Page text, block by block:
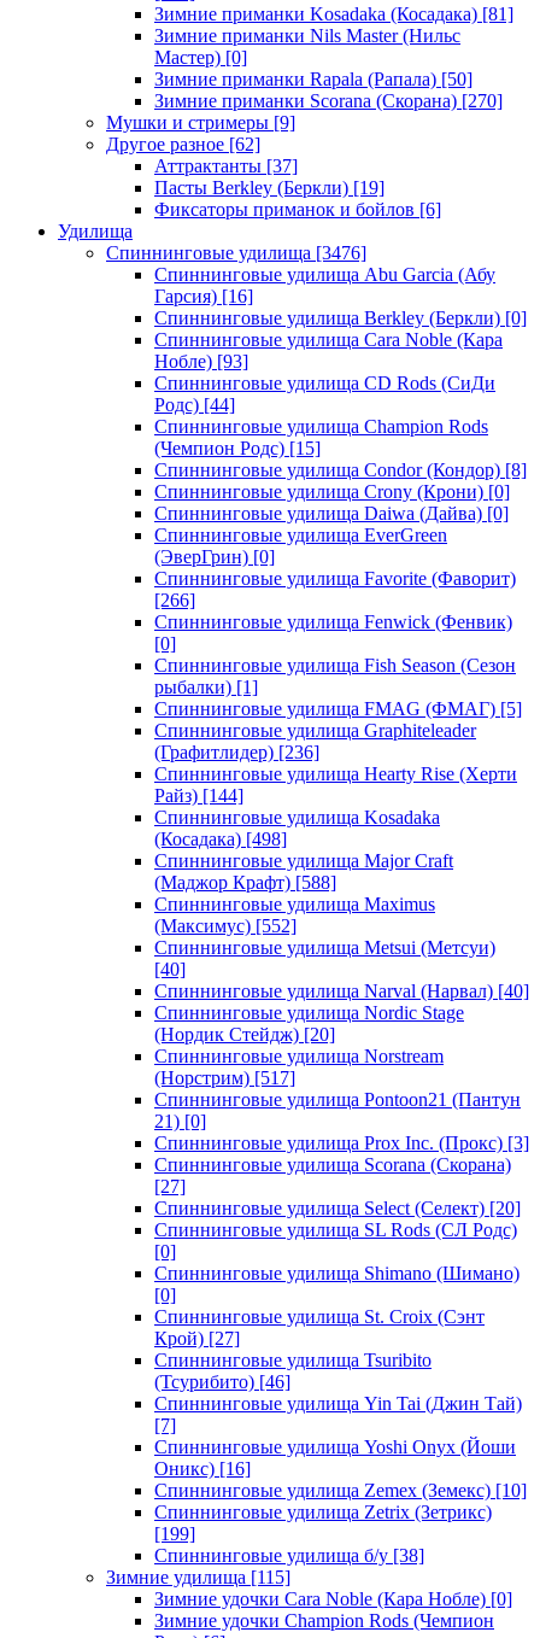
Зимние приманки Kosadaka (Косадака) [81]
Зимние приманки Nils Master (Нильс
Мастер) [0]
Зимние приманки Rapala (Рапала) [50]
Зимние приманки Scorana (Скорана) [270]
Мушки и стримеры [9]
Другое разное [62]
Аттрактанты [37]
Пасты Berkley (Беркли) [19]
Фиксаторы приманок и бойлов [6]
Удилища
Спиннинговые удилища [3476]
Спиннинговые удилища Abu Garcia (Абу
Гарсия) [16]
Спиннинговые удилища Berkley (Беркли) [0]
Спиннинговые удилища Cara Noble (Кара
Нобле) [93]
Спиннинговые удилища CD Rods (СиДи
Родс) [44]
Спиннинговые удилища Champion Rods
(Чемпион Родс) [15]
Спиннинговые удилища Condor (Кондор) [8]
Спиннинговые удилища Crony (Крони) [0]
Спиннинговые удилища Daiwa (Дайва) [0]
Спиннинговые удилища EverGreen
(ЭверГрин) [0]
Спиннинговые удилища Favorite (Фаворит)
[266]
Спиннинговые удилища Fenwick (Фенвик)
[0]
Спиннинговые удилища Fish Season (Сезон
рыбалки) [1]
Спиннинговые удилища FMAG (ФМАГ) [5]
Спиннинговые удилища Graphiteleader
(Графитлидер) [236]
Спиннинговые удилища Hearty Rise (Херти
Райз) [144]
Спиннинговые удилища Kosadaka
(Косадака) [498]
Спиннинговые удилища Major Craft
(Маджор Крафт) [588]
Спиннинговые удилища Maximus
(Максимус) [552]
Спиннинговые удилища Metsui (Метсуи)
[40]
Спиннинговые удилища Narval (Нарвал) [40]
Спиннинговые удилища Nordic Stage
(Нордик Стейдж) [20]
Спиннинговые удилища Norstream
(Норстрим) [517]
Спиннинговые удилища Pontoon21 (Пантун
21) [0]
Спиннинговые удилища Prox Inc. (Прокс) [3]
Спиннинговые удилища Scorana (Скорана)
[27]
Спиннинговые удилища Select (Селект) [20]
Спиннинговые удилища SL Rods (СЛ Родс)
[0]
Спиннинговые удилища Shimano (Шимано)
[0]
Спиннинговые удилища St. Croix (Сэнт
Крой) [27]
Спиннинговые удилища Tsuribito
(Тсурибито) [46]
Спиннинговые удилища Yin Tai (Джин Тай)
[7]
Спиннинговые удилища Yoshi Onyx (Йоши
Оникс) [16]
Спиннинговые удилища Zemex (Земекс) [10]
Спиннинговые удилища Zetrix (Зетрикс)
[199]
Спиннинговые удилища б/у [38]
Зимние удилища [115]
Зимние удочки Cara Noble (Кара Нобле) [0]
Зимние удочки Champion Rods (Чемпион